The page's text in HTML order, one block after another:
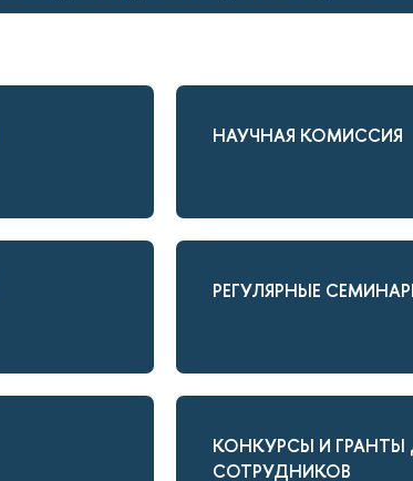
НАУЧНАЯ КОМИССИЯ
РЕГУЛЯРНЫЕ
КОНКУРСЫ И ГРАНТЫ
СОТРУДНИКОВ